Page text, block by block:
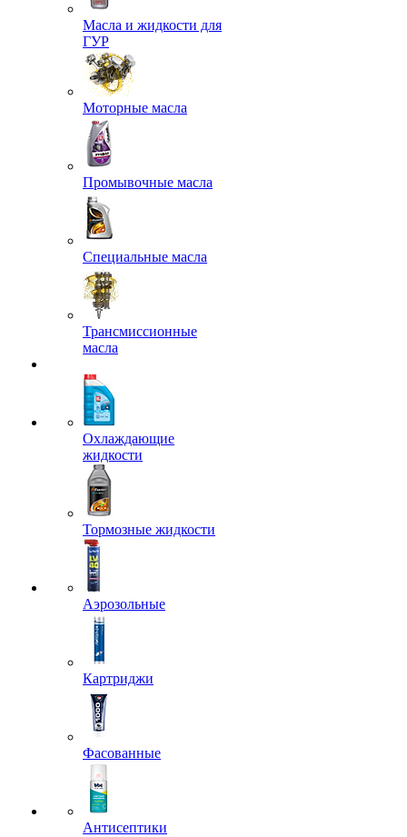
Масла и жидкости для
ГУР
Моторные масла
Промывочные масла
Специальные масла
Трансмиссионные
масла
Охлаждающие
жидкости
Тормозные жидкости
Аэрозольные
Картриджи
Фасованные
Антисептики